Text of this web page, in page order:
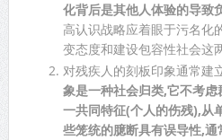
化背后是其他人体验的导致
高认识战略应着眼于污名化
变态度和建设包容性社会这
对残疾人的刻板印象通常建
象是一种社会归类,它不考
一共同特征(个人的伤残),从
些笼统的臆断具有误导性,